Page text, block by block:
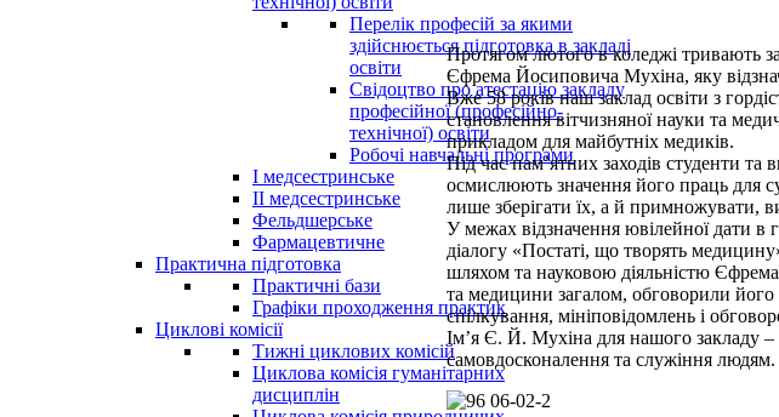
Перелік професій за якими
здійснюється підготовка в закладі
освіти
Свідоцтво про атестацію закладу
професійної (професійно-
технічної) освіти
Робочі навчальні програми
І медсестринське
ІІ медсестринське
Фельдшерське
Фармацевтичне
Практична підготовка
Практичні бази
Графіки проходження практик
Циклові комісії
Тижні циклових комісій
Циклова комісія гуманітарних
дисциплін
Протягом лютого в коледжі тривають
Єфрема Йосиповича Мухіна, яку
Вже 58 років наш заклад освіти з
становлення вітчизняної науки та
прикладом для майбутніх медиків.
Під час пам’ятних заходів студенти
осмислюють значення його праць для
лише зберігати їх, а й примножувати,
У межах відзначення ювілейної дати в
діалогу «Постаті, що творять
шляхом та науковою діяльністю Єфрема
та медицини загалом, обговорили його
спілкування, мініповідомлень і
Ім’я Є. Й. Мухіна для нашого закладу –
самовдосконалення та служіння людям.